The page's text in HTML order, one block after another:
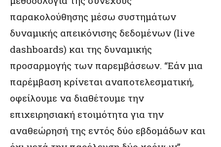
παρακολούθησης μέσω συστημάτων
δυναμικής απεικόνισης δεδομένων (live
dashboards) και της δυναμικής
προσαρμογής των παρεμβάσεων. “Εάν μια
παρέμβαση κρίνεται αναποτελεσματική,
οφείλουμε να διαθέτουμε την
επιχειρησιακή ετοιμότητα για την
αναθεώρησή της εντός δύο εβδομάδων και